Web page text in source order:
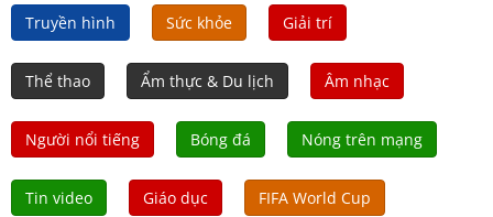
Truyền hình Sức khỏe Giải trí
Thể thao Ẩm thực & Du lịch Âm nhạc
Người nổi tiếng Bóng đá Nóng trên mạng
Tin video Giáo dục FIFA World Cup